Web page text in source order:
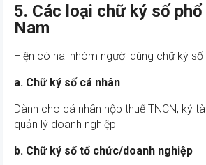
5. Các loại chữ ký số
Nam
Hiện có hai nhóm người dùng chữ ký số
a. Chữ ký số cá nhân
Dành cho cá nhân nộp thuế TNCN, ký
quản lý doanh nghiệp
b. Chữ ký số tổ chức/doanh nghiệp